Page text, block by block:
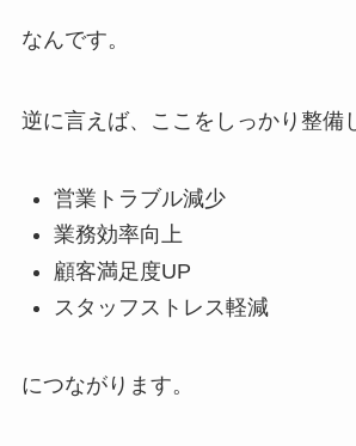
なんです。
逆に言えば、ここをしっかり整備
営業トラブル減少
業務効率向上
顧客満足度UP
スタッフストレス軽減
につながります。